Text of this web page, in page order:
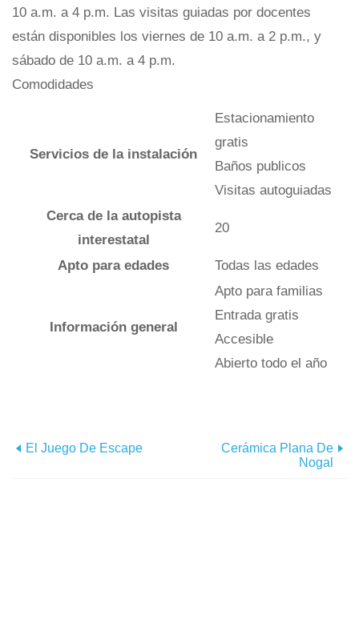
10 a.m. a 4 p.m. Las visitas guiadas por docentes
están disponibles los viernes de 10 a.m. a 2 p.m., y
sábado de 10 a.m. a 4 p.m.
Comodidades
Servicios de la instalación
Estacionamiento
gratis
Baños publicos
Visitas autoguiadas
Cerca de la autopista
interestatal
20
Apto para edades Todas las edades
Información general
Apto para familias
Entrada gratis
Accesible
Abierto todo el año
El Juego De Escape
Cerámica Plana De
Nogal